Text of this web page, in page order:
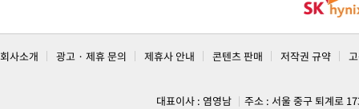
회사소개 광고 · 제휴 문의 제휴사 안내 콘텐츠 판매 저작권 규약
대표이사 : 염영남
주소 : 서울 중구 퇴계로